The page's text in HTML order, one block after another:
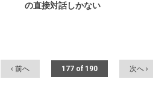
の直接対話しかない
‹ 前へ 177 of 190 次へ ›